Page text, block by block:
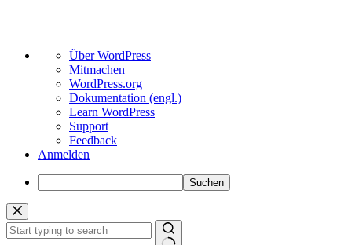
Über
WordPress
Über WordPress
Mitmachen
WordPress.org
Dokumentation (engl.)
Learn WordPress
Support
Feedback
Anmelden
Suchen
Zum
Inhalt
springen